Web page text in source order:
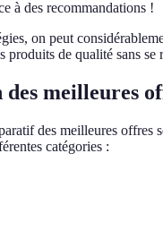
à des recommandations !
on peut
produits de qualité sans se
meilleures
des meilleures offres
catégories :